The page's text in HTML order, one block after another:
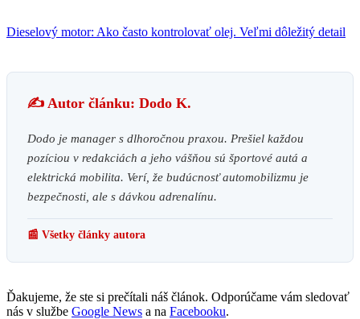
Dieselový motor: Ako často kontrolovať olej. Veľmi dôležitý detail
✍️ Autor článku: Dodo K.
Dodo je manager s dlhoročnou praxou. Prešiel každou
pozíciou v redakciách a jeho vášňou sú športové autá a
elektrická mobilita. Verí, že budúcnosť automobilizmu je
bezpečnosti, ale s dávkou adrenalínu.
📰 Všetky články autora
Ďakujeme, že ste si prečítali náš článok. Odporúčame vám sledovať
nás v službe Google News a na Facebooku.